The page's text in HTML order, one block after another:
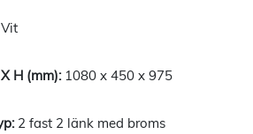
Vit
1080 x 450 x 975
2 fast 2 länk med broms